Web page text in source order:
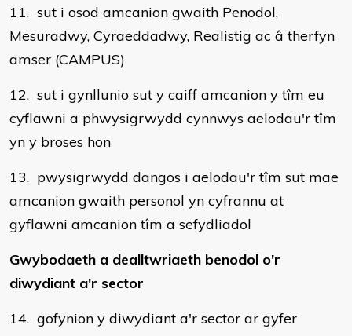
11. sut i osod amcanion gwaith Penodol,
Mesuradwy, Cyraeddadwy, Realistig ac â therfyn
amser (CAMPUS)
12. sut i gynllunio sut y caiff amcanion y tîm eu
cyflawni a phwysigrwydd cynnwys aelodau'r tîm
yn y broses hon
13. pwysigrwydd dangos i aelodau'r tîm sut mae
amcanion gwaith personol yn cyfrannu at
gyflawni amcanion tîm a sefydliadol
Gwybodaeth a dealltwriaeth benodol o'r
diwydiant a'r sector
14. gofynion y diwydiant a'r sector ar gyfer